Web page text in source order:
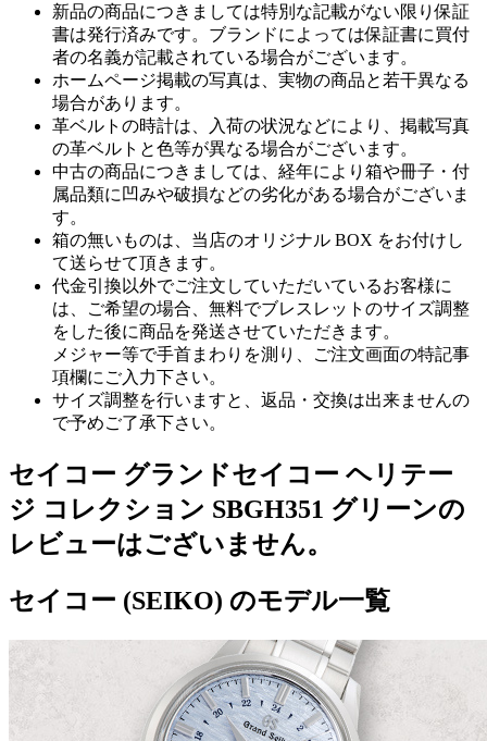
新品の商品につきましては特別な記載がない限り保証
書は発行済みです。ブランドによっては保証書に買付
者の名義が記載されている場合がございます。
ホームページ掲載の写真は、実物の商品と若干異なる
場合があります。
革ベルトの時計は、入荷の状況などにより、掲載写真
の革ベルトと色等が異なる場合がございます。
中古の商品につきましては、経年により箱や冊子・付
属品類に凹みや破損などの劣化がある場合がございま
す。
箱の無いものは、当店のオリジナル BOX をお付けし
て送らせて頂きます。
代金引換以外でご注文していただいているお客様に
は、ご希望の場合、無料でブレスレットのサイズ調整
をした後に商品を発送させていただきます。
メジャー等で手首まわりを測り、ご注文画面の特記事
項欄にご入力下さい。
サイズ調整を行いますと、返品・交換は出来ませんの
で予めご了承下さい。
セイコー グランドセイコー ヘリテー
ジ コレクション SBGH351 グリーンの
レビューはございません。
セイコー (SEIKO) のモデル一覧